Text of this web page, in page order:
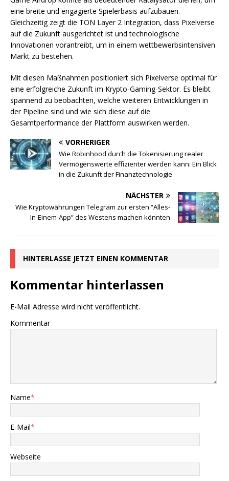
eine breite und engagierte Spielerbasis aufzubauen.
Gleichzeitig zeigt die TON Layer 2 Integration, dass Pixelverse
auf die Zukunft ausgerichtet ist und technologische
Innovationen vorantreibt, um in einem wettbewerbsintensiven
Markt zu bestehen.
Mit diesen Maßnahmen positioniert sich Pixelverse optimal für
eine erfolgreiche Zukunft im Krypto-Gaming-Sektor. Es bleibt
spannend zu beobachten, welche weiteren Entwicklungen in
der Pipeline sind und wie sich diese auf die
Gesamtperformance der Plattform auswirken werden.
VORHERIGER
Wie Robinhood durch die Tokenisierung realer
Vermögenswerte effizienter werden kann: Ein Blick
in die Zukunft der Finanztechnologie
NÄCHSTER
Wie Kryptowährungen Telegram zur ersten “Alles-
In-Einem-App” des Westens machen könnten
HINTERLASSE JETZT EINEN KOMMENTAR
Kommentar hinterlassen
E-Mail Adresse wird nicht veröffentlicht.
Kommentar
Name*
E-Mail*
Webseite